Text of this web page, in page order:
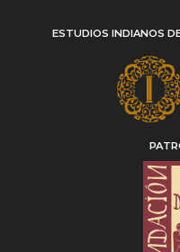
ESTUDIOS INDIANOS